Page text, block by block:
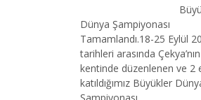
Dünya Şampiyonası
Tamamlandı.18-25 Eylül
tarihleri arasında
kentinde düzenlenen ve 2
katıldığımız Büyükler